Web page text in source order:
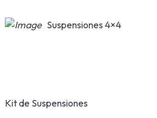
Suspensiones 4×4
Kit de Suspensiones